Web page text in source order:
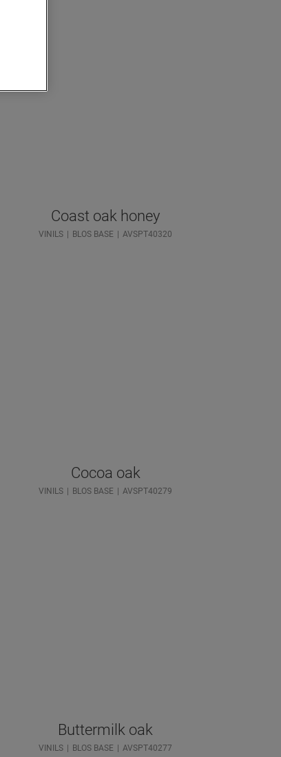
Coast oak honey
VINILS BLOS BASE AVSPT40320
Cocoa oak
VINILS BLOS BASE AVSPT40279
Buttermilk oak
VINILS BLOS BASE AVSPT40277